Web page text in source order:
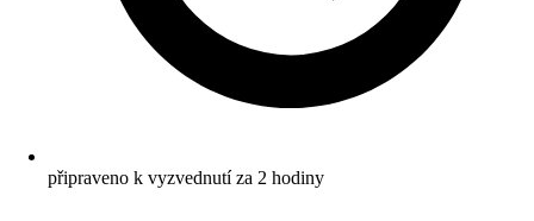
připraveno k vyzvednutí za 2 hodiny